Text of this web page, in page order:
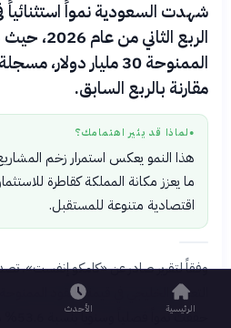
شهدت السعودية نمواً
الربع
مقارنة بالربع السابق.
● لماذا قد يثير اهتمامك؟
ما يعزز مكانة المملكة كقاطرة
اقتصادية متنوعة للمستقبل.
وفقاً لتقرير صادر عن «كامكو إنفست»،
التعاون الخليجي في قيمة العقود
الرئيسية الأحدث